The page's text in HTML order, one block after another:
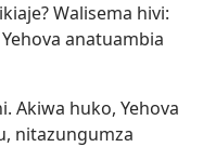
Walisema hivi:
anatuambia
Akiwa huko, Yehova
nitazungumza